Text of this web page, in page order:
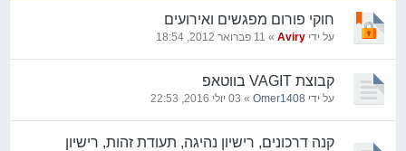
חוקי פורום מפגשים ואירועים
על ידיAviry » 11 פברואר 2012, 18:54
קבוצת VAGIT בווטאפ
על ידי Omer1408 » 03 יולי 2016, 22:53
קנה דרכונים, רישיון נהיגה, תעודת זהות, רישיון